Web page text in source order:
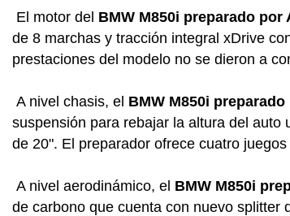
El motor del BMW M850i preparado por
de 8 marchas y tracción integral xDrive
prestaciones del modelo no se dieron a
A nivel chasis, el BMW M850i
suspensión para rebajar la altura del auto
de 20". El preparador ofrece cuatro
A nivel aerodinámico, el BMW M850i
de carbono que cuenta con nuevo splitter